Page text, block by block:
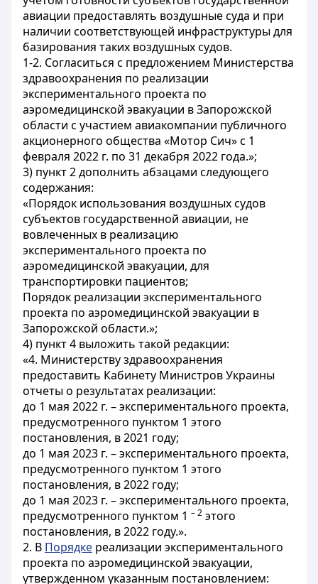
авиации предоставлять воздушные суда и при
наличии соответствующей инфраструктуры для
базирования таких воздушных судов.
1-2. Согласиться с предложением Министерства
здравоохранения по реализации
экспериментального проекта по
аэромедицинской эвакуации в Запорожской
области с участием авиакомпании публичного
акционерного общества «Мотор Сич» с 1
февраля 2022 г. по 31 декабря 2022 года.»;
3) пункт 2 дополнить абзацами следующего
содержания:
«Порядок использования воздушных судов
субъектов государственной авиации, не
вовлеченных в реализацию
экспериментального проекта по
аэромедицинской эвакуации, для
транспортировки пациентов;
Порядок реализации экспериментального
проекта по аэромедицинской эвакуации в
Запорожской области.»;
4) пункт 4 выложить такой редакции:
«4. Министерству здравоохранения
предоставить Кабинету Министров Украины
отчеты о результатах реализации:
до 1 мая 2022 г. – экспериментального проекта,
предусмотренного пунктом 1 этого
постановления, в 2021 году;
до 1 мая 2023 г. – экспериментального проекта,
предусмотренного пунктом 1 этого
постановления, в 2022 году;
до 1 мая 2023 г. – экспериментального проекта,
предусмотренного пунктом 1 – 2 этого
постановления, в 2022 году.».
2. В Порядке реализации экспериментального
проекта по аэромедицинской эвакуации,
утвержденном указанным постановлением: